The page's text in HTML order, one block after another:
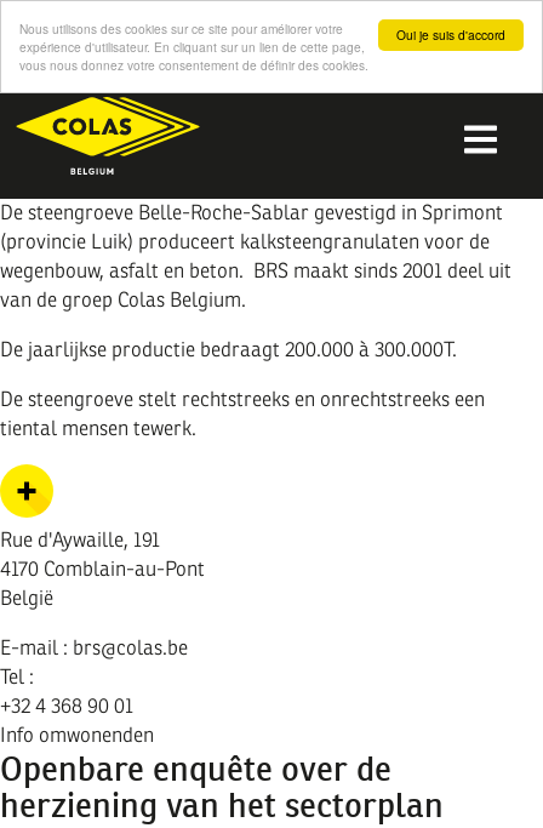
Oui je suis d'accord
Nous utilisons des cookies sur ce site pour améliorer votre
expérience d'utilisateur. En cliquant sur un lien de cette page,
vous nous donnez votre consentement de définir des cookies.
Overslaan
en
inhoud
gaan
De steengroeve Belle-Roche-Sablar gevestigd in Sprimont
(provincie Luik) produceert kalksteengranulaten voor de
wegenbouw, asfalt en beton. BRS maakt sinds 2001 deel uit
van de groep Colas Belgium.
De jaarlijkse productie bedraagt 200.000 à 300.000T.
De steengroeve stelt rechtstreeks en onrechtstreeks een
tiental mensen tewerk.
Rue d'Aywaille, 191
4170 Comblain-au-Pont
België
E-mail : brs@colas.be
Tel :
+32 4 368 90 01
Info omwonenden
Openbare enquête over de
herziening van het sectorplan